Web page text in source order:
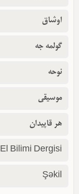
اوشاق
گولمه جه
نوحه
موسیقی
هر قاپیدان
El Bilimi Dergisi
Şəkil